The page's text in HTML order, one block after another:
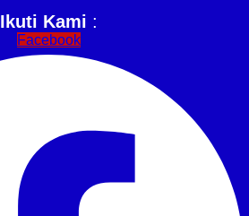
Ikuti Kami :
Facebook